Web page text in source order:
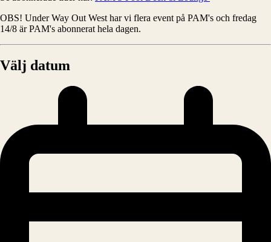
OBS! Under Way Out West har vi flera event på PAM's och fredag
14/8 är PAM's abonnerat hela dagen.
Välj datum